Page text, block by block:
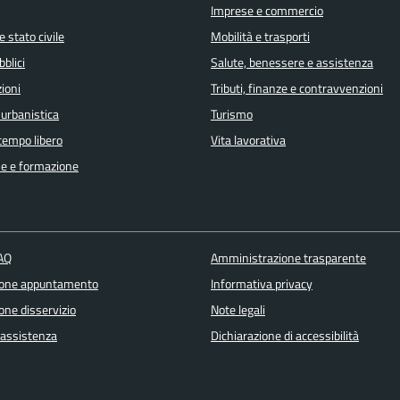
stato civile
libero
e formazione
Imprese e commercio
Mobilità e trasporti
Salute, benessere e assistenza
Tributi, finanze e contravvenzioni
Turismo
Vita lavorativa
appuntamento
disservizio
Amministrazione trasparente
Informativa privacy
Note legali
Dichiarazione di accessibilità